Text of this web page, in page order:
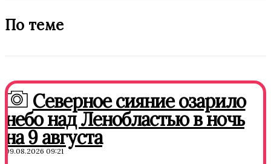
По теме
Северное сияние озарило
небо над Ленобластью в ночь
на 9 августа
09.08.2026 09:21